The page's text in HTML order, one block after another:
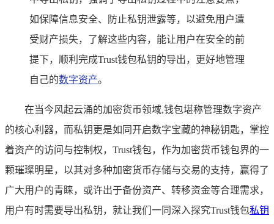
如保障信息安全、防止私钥泄露等，以避免用户遭
受财产损失，了解这些内容，能让用户在安全的前
提下，顺利完成Trust钱包私钥的导出，更好地管理
自己的数字资产。
在当今风起云涌的加密货币领域,钱包堪称管理数字资产
的核心利器，而私钥更是如同开启数字宝藏的神秘钥匙，掌控
着资产的访问与控制权，Trust钱包，作为加密货币钱包界的一
颗璀璨明星，以其对多种加密货币存储与交易的支持，赢得了
广大用户的青睐，或许出于备份资产、转移资金等合理需求，
用户有时需要导出私钥，就让我们一同深入探究Trust钱包私钥